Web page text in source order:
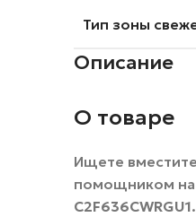
Тип зоны
Описание
О товаре
Ищете
помощником на
C2F636CWRGU1